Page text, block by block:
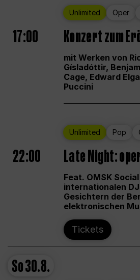
Unlimited Oper
17:00 Konzert zum
mit Werken von
Gísladóttir,
Cage, Edward
Puccini
Unlimited Pop
22:00 Late Night:
Feat. OMSK
internationalen
Gesichtern der
elektronischen
Tickets
So30.8.